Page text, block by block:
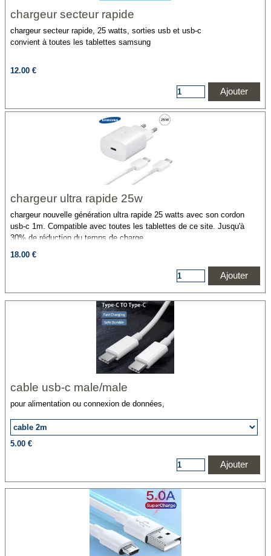
chargeur secteur rapide
chargeur secteur rapide, 25 watts, sorties usb et usb-c
convient à toutes les tablettes samsung
12.00 €
Ajouter
chargeur ultra rapide 25w
chargeur nouvelle génération ultra rapide 25 watts avec son cordon
usb-c 1m. Compatible avec toutes les tablettes de ce site. Jusqu'à
30% de réduction du temps de charge.
18.00 €
Ajouter
cable usb-c male/male
pour alimentation ou connexion de données,
5.00 €
Ajouter